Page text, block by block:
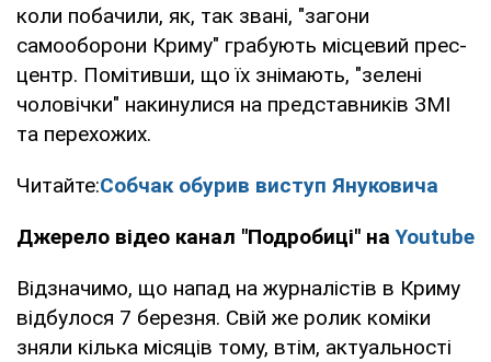
коли побачили, як, так звані, "загони
самооборони Криму" грабують місцевий прес-
центр. Помітивши, що їх знімають, "зелені
чоловічки" накинулися на представників ЗМІ
та перехожих.
Читайте:Собчак обурив виступ Януковича
Джерело відео канал "Подробиці" наYoutube
Відзначимо, що напад на журналістів в Криму
відбулося 7 березня. Свій же ролик коміки
зняли кілька місяців тому, втім, актуальності